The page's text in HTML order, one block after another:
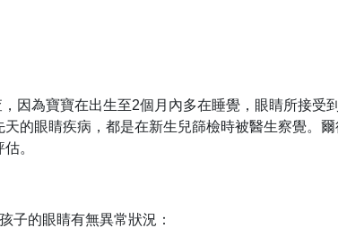
因為寶寶在出生至2個月內多在睡覺，眼睛所接受
的眼睛疾病，都是在新生兒篩檢時被醫生察覺。
。
子的眼睛有無異常狀況：